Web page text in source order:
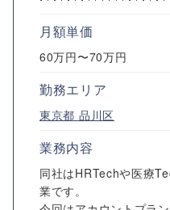
月額単価
60万円〜70万円
勤務エリア
東京都 品川区
業務内容
同社はHRTechや医療
業です。